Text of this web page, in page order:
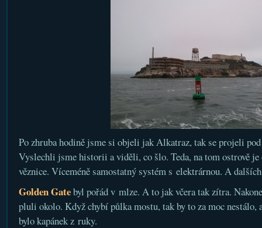
Po zhruba hodině jsme si objeli jak Alkatraz, tak se projeli
Vyslechli jsme historii a viděli, co šlo. Teda, na tom ostrově je
věznice. Víceméně samostatný systém s elektrárnou. A
Golden Gatebyl pořád v mlze. A to jak včera tak zítra.
pluli okolo. Když chybí půlka mostu, tak by to za moc nestálo,
bylo kapánek z ruky.